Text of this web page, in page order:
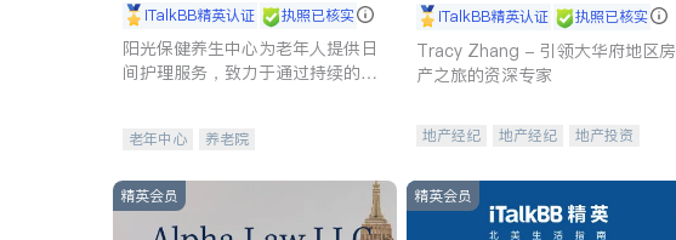
iTalkBB精英认证 执照已核实
阳光保健养生中心为老年人提供日
间护理服务，致力于通过持续的护
老年中心 养老院
iTalkBB精英认证 执照已核实
Tracy Zhang - 引领大华府地区房
产之旅的资深专家
地产经纪 地产经纪
地产投资
精英会员 精英会员